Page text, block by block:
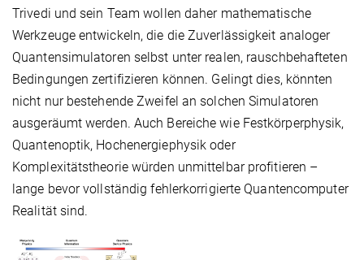
Trivedi und sein Team wollen daher mathematische
Werkzeuge entwickeln, die die Zuverlässigkeit analoger
Quantensimulatoren selbst unter realen, rauschbehafteten
Bedingungen zertifizieren können. Gelingt dies, könnten
nicht nur bestehende Zweifel an solchen Simulatoren
ausgeräumt werden. Auch Bereiche wie Festkörperphysik,
Quantenoptik, Hochenergiephysik oder
Komplexitätstheorie würden unmittelbar profitieren –
lange bevor vollständig fehlerkorrigierte Quantencomputer
Realität sind.